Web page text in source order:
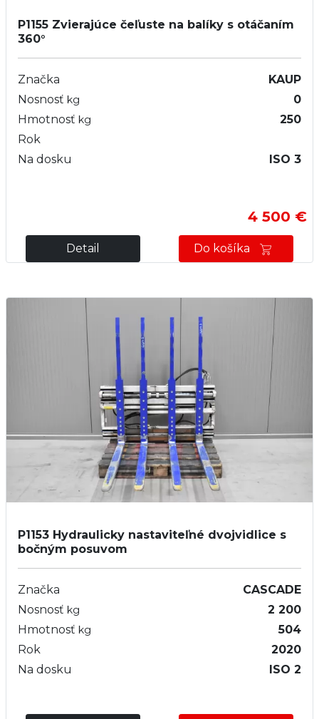
P1155 Zvierajúce čeľuste na balíky s otáčaním
360°
Značka
KAUP
Nosnosť kg
0
Hmotnosť kg
250
Rok
Na dosku
ISO 3
4 500 €
Detail Do košíka
P1153 Hydraulicky nastaviteľné dvojvidlice s
bočným posuvom
Značka
CASCADE
Nosnosť kg
2 200
Hmotnosť kg
504
Rok
2020
Na dosku
ISO 2